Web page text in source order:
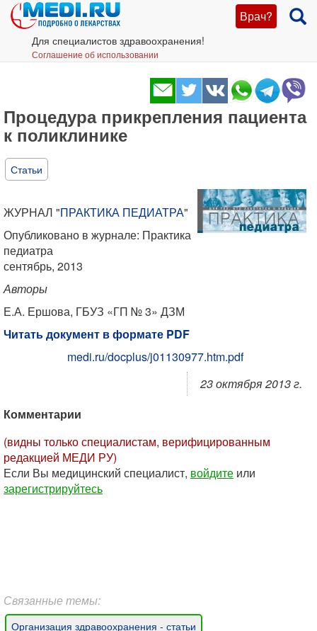
Врач?
Для специалистов здравоохранения!
Соглашение об использовании
Процедура прикрепления пациента
к поликлинике
Статьи
ЖУРНАЛ "ПРАКТИКА ПЕДИАТРА"
Опубликовано в журнале: Практика
педиатра
сентябрь, 2013
Авторы
Е.А. Ершова, ГБУЗ «ГП № 3» ДЗМ
Читать документ в формате PDF
medi.ru/docplus/j01130977.htm.pdf
23 октября 2013 г.
Комментарии
(видны только специалистам, верифицированным
редакцией МЕДИ РУ)
Если Вы медицинский специалист, войдите или
зарегистрируйтесь
Связанные темы:
Организация здравоохранения - статьи